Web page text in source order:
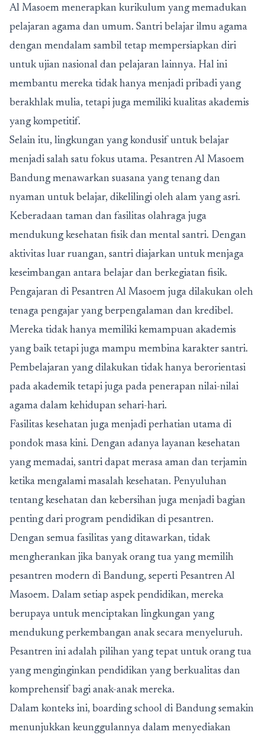
Al Masoem menerapkan kurikulum yang memadukan
pelajaran agama dan umum. Santri belajar ilmu agama
dengan mendalam sambil tetap mempersiapkan diri
untuk ujian nasional dan pelajaran lainnya. Hal ini
membantu mereka tidak hanya menjadi pribadi yang
berakhlak mulia, tetapi juga memiliki kualitas akademis
yang kompetitif.
Selain itu, lingkungan yang kondusif untuk belajar
menjadi salah satu fokus utama. Pesantren Al Masoem
Bandung menawarkan suasana yang tenang dan
nyaman untuk belajar, dikelilingi oleh alam yang asri.
Keberadaan taman dan fasilitas olahraga juga
mendukung kesehatan fisik dan mental santri. Dengan
aktivitas luar ruangan, santri diajarkan untuk menjaga
keseimbangan antara belajar dan berkegiatan fisik.
Pengajaran di Pesantren Al Masoem juga dilakukan oleh
tenaga pengajar yang berpengalaman dan kredibel.
Mereka tidak hanya memiliki kemampuan akademis
yang baik tetapi juga mampu membina karakter santri.
Pembelajaran yang dilakukan tidak hanya berorientasi
pada akademik tetapi juga pada penerapan nilai-nilai
agama dalam kehidupan sehari-hari.
Fasilitas kesehatan juga menjadi perhatian utama di
pondok masa kini. Dengan adanya layanan kesehatan
yang memadai, santri dapat merasa aman dan terjamin
ketika mengalami masalah kesehatan. Penyuluhan
tentang kesehatan dan kebersihan juga menjadi bagian
penting dari program pendidikan di pesantren.
Dengan semua fasilitas yang ditawarkan, tidak
mengherankan jika banyak orang tua yang memilih
pesantren modern di Bandung, seperti Pesantren Al
Masoem. Dalam setiap aspek pendidikan, mereka
berupaya untuk menciptakan lingkungan yang
mendukung perkembangan anak secara menyeluruh.
Pesantren ini adalah pilihan yang tepat untuk orang tua
yang menginginkan pendidikan yang berkualitas dan
komprehensif bagi anak-anak mereka.
Dalam konteks ini, boarding school di Bandung semakin
menunjukkan keunggulannya dalam menyediakan